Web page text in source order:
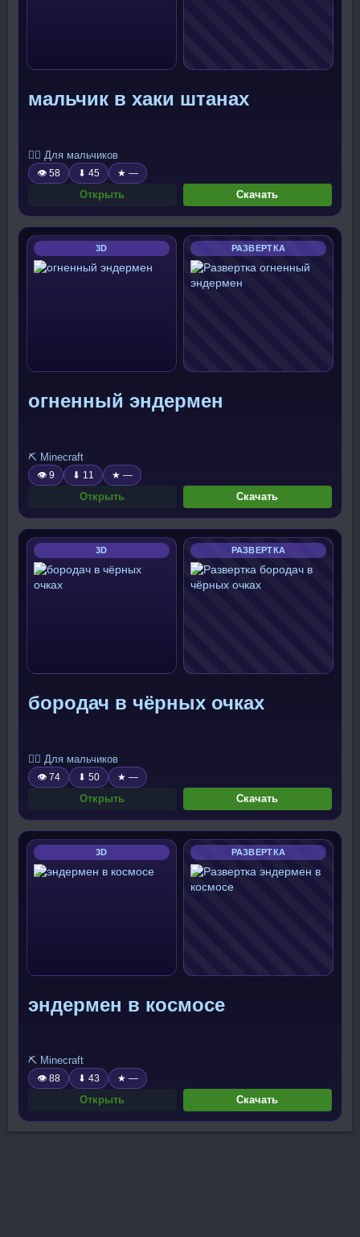
мальчик в хаки штанах
🧍‍♂️ Для мальчиков
👁 58 ⬇ 45 ★ —
Открыть Скачать
3D РАЗВЕРТКА
огненный эндермен
⛏️ Minecraft
👁 9 ⬇ 11 ★ —
Открыть Скачать
3D РАЗВЕРТКА
бородач в чёрных очках
🧍‍♂️ Для мальчиков
👁 74 ⬇ 50 ★ —
Открыть Скачать
3D РАЗВЕРТКА
эндермен в космосе
⛏️ Minecraft
👁 88 ⬇ 43 ★ —
Открыть Скачать